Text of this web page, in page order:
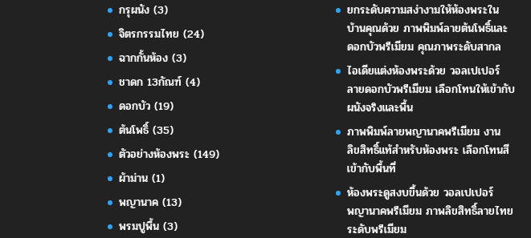
กรุผนัง (3)
จิตรกรรมไทย (24)
ฉากกั้นห้อง (3)
ชาดก 13กัณฑ์ (4)
ดอกบัว (19)
ต้นโพธิ์ (35)
ตัวอย่างห้องพระ (149)
ผ้าม่าน (1)
พญานาค (13)
พรมปูพื้น (3)
ยกระดับความสง่างามให้ห้องพระใน
บ้านคุณด้วย ภาพพิมพ์ลายต้นโพธิ์และ
ดอกบัวพรีเมียม คุณภาพระดับสากล
ไอเดียแต่งห้องพระด้วย วอลเปเปอร์
ลายดอกบัวพรีเมียม เลือกโทนให้เข้ากับ
ผนังจริงและพื้น
ภาพพิมพ์ลายพญานาคพรีเมียม งาน
ลิขสิทธิ์แท้สำหรับห้องพระ เลือกโทนสี
เข้ากับพื้นที่
ห้องพระดูสงบขึ้นด้วย วอลเปเปอร์
พญานาคพรีเมียม ภาพลิขสิทธิ์ลายไทย
ระดับพรีเมียม